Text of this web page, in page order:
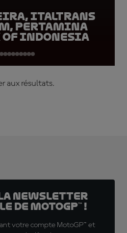
Italtrans
Pertamina
of Indonesia
aux résultats.
la Newsletter
MotoGP™ !
votre compte MotoGP™ et